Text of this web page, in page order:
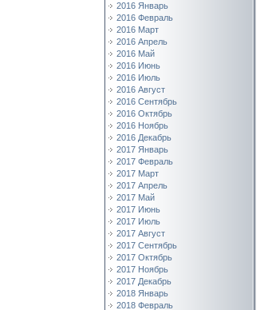
2016 Январь
2016 Февраль
2016 Март
2016 Апрель
2016 Май
2016 Июнь
2016 Июль
2016 Август
2016 Сентябрь
2016 Октябрь
2016 Ноябрь
2016 Декабрь
2017 Январь
2017 Февраль
2017 Март
2017 Апрель
2017 Май
2017 Июнь
2017 Июль
2017 Август
2017 Сентябрь
2017 Октябрь
2017 Ноябрь
2017 Декабрь
2018 Январь
2018 Февраль